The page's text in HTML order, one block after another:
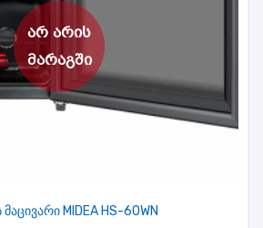
მაცივარი MIDEA HS-60WN